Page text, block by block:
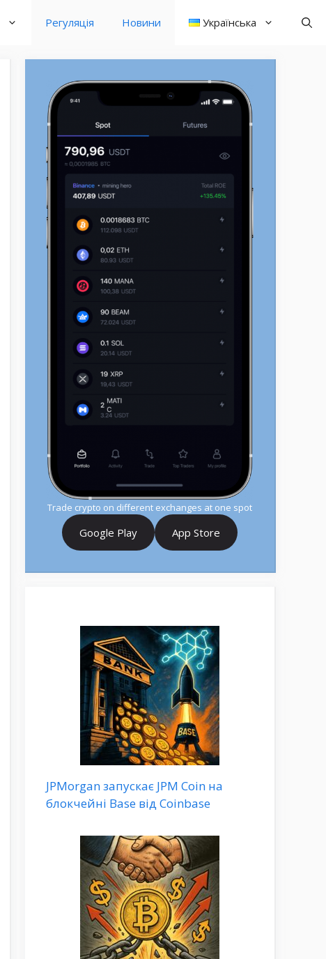
Регуляція Новини Українська
Trade crypto on different exchanges at one spot
Google Play App Store
JPMorgan запускає JPM Coin на
блокчейні Base від Coinbase